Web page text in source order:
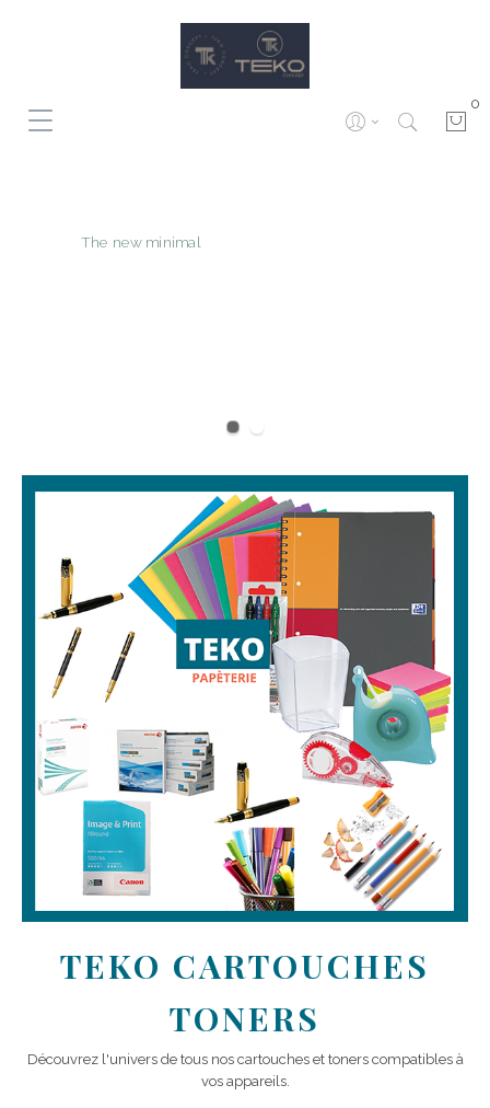
0
The new minimal
TEKO CARTOUCHES
TONERS
Découvrez l'univers de tous nos cartouches et toners compatibles à
vos appareils.